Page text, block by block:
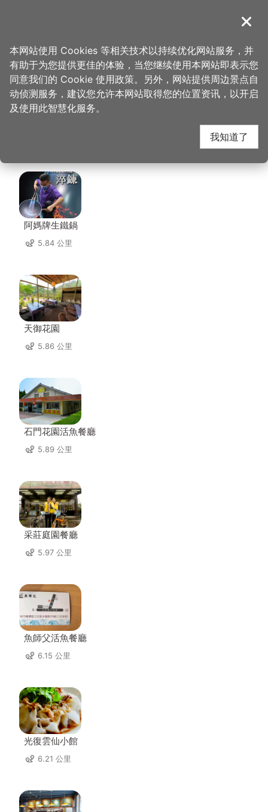
導覽
首页 > 想去的地方 > 美食、购物 > 大溪鹅庄客家餐馆
大溪鹅庄客家餐馆 周边
店家
阿媽牌生鐵鍋
5.84 公里
天御花園
5.86 公里
石門花園活魚餐廳
5.89 公里
采莊庭園餐廳
5.97 公里
魚師父活魚餐廳
6.15 公里
光復雲仙小館
6.21 公里
关闭
本网站使用 Cookies 等相关技术以持续优化网站服务，并
有助于为您提供更佳的体验，当您继续使用本网站即表示您
同意我们的 Cookie 使用政策。另外，网站提供周边景点自
动侦测服务，建议您允许本网站取得您的位置资讯，以开启
及使用此智慧化服务。
我知道了